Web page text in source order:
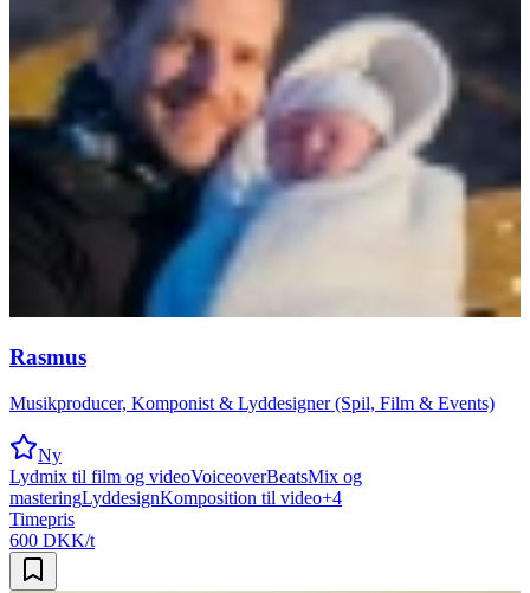
Rasmus
Musikproducer, Komponist & Lyddesigner (Spil, Film & Events)
Ny
Lydmix til film og videoVoiceoverBeatsMix og
masteringLyddesignKomposition til video+4
Timepris
600 DKK/t